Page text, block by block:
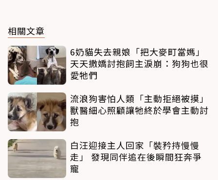
相關文章
6奶貓失去親娘「把大麥町當媽」
天天撒嬌討抱飼主淚崩：狗狗也很
愛牠們
流浪狗害怕人類「主動拒絕被摸」
獸醫細心照顧讓牠終於學會主動討
抱
白汪迎接主人回家「裝矜持慢慢
走」 發現同伴追在後瞬間狂奔爭
寵